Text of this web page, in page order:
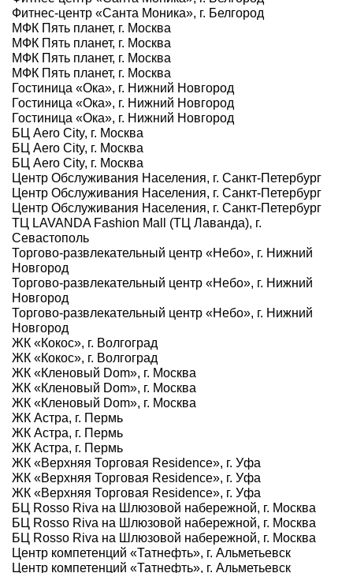
Фитнес-центр «Санта Моника», г. Белгород
МФК Пять планет, г. Москва
МФК Пять планет, г. Москва
МФК Пять планет, г. Москва
МФК Пять планет, г. Москва
Гостиница «Ока», г. Нижний Новгород
Гостиница «Ока», г. Нижний Новгород
Гостиница «Ока», г. Нижний Новгород
БЦ Aero City, г. Москва
БЦ Aero City, г. Москва
БЦ Aero City, г. Москва
Центр Обслуживания Населения, г. Санкт-Петербург
Центр Обслуживания Населения, г. Санкт-Петербург
Центр Обслуживания Населения, г. Санкт-Петербург
ТЦ LAVANDA Fashion Mall (ТЦ Лаванда), г.
Севастополь
Торгово-развлекательный центр «Небо», г. Нижний
Новгород
Торгово-развлекательный центр «Небо», г. Нижний
Новгород
Торгово-развлекательный центр «Небо», г. Нижний
Новгород
ЖК «Кокос», г. Волгоград
ЖК «Кокос», г. Волгоград
ЖК «Кленовый Dom», г. Москва
ЖК «Кленовый Dom», г. Москва
ЖК «Кленовый Dom», г. Москва
ЖК Астра, г. Пермь
ЖК Астра, г. Пермь
ЖК Астра, г. Пермь
ЖК «Верхняя Торговая Residence», г. Уфа
ЖК «Верхняя Торговая Residence», г. Уфа
ЖК «Верхняя Торговая Residence», г. Уфа
БЦ Rosso Riva на Шлюзовой набережной, г. Москва
БЦ Rosso Riva на Шлюзовой набережной, г. Москва
БЦ Rosso Riva на Шлюзовой набережной, г. Москва
Центр компетенций «Татнефть», г. Альметьевск
Центр компетенций «Татнефть», г. Альметьевск